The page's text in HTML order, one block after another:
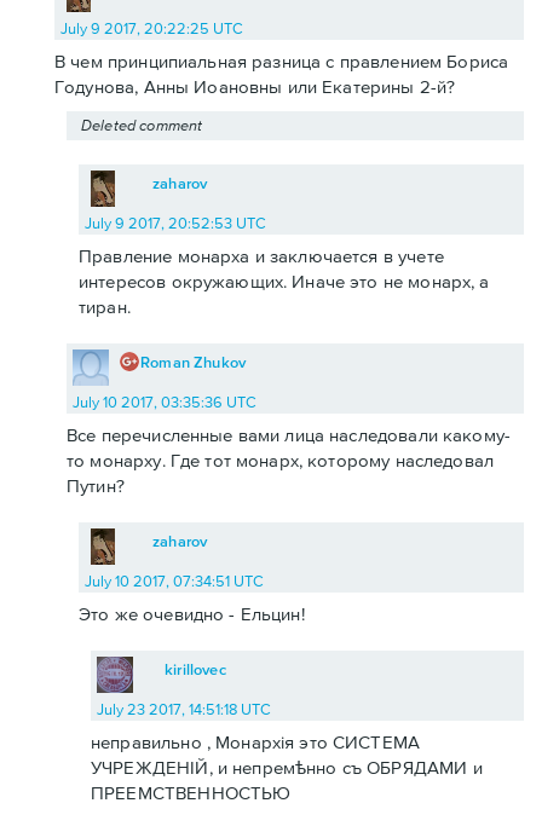
July 9 2017, 20:22:25 UTC
В чем принципиальная разница с правлением Бориса
Годунова, Анны Иоановны или Екатерины 2-й?
Deleted comment
zaharov
July 9 2017, 20:52:53 UTC
Правление монарха и заключается в учете
интересов окружающих. Иначе это не монарх, а
тиран.
Roman Zhukov
July 10 2017, 03:35:36 UTC
Все перечисленные вами лица наследовали какому-
то монарху. Где тот монарх, которому наследовал
Путин?
zaharov
July 10 2017, 07:34:51 UTC
Это же очевидно - Ельцин!
kirillovec
July 23 2017, 14:51:18 UTC
неправильно , Монархiя это СИСТЕМА
УЧРЕЖДЕНIЙ, и непремѣнно съ ОБРЯДАМИ и
ПРЕЕМСТВЕННОСТЬЮ